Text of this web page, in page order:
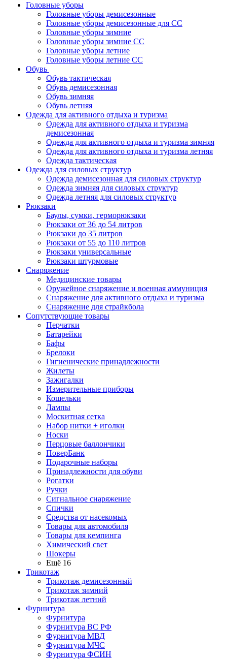
Головные уборы
Головные уборы демисезонные
Головные уборы демисезонные для СС
Головные уборы зимние
Головные уборы зимние СС
Головные уборы летние
Головные уборы летние СС
Обувь
Обувь тактическая
Обувь демисезонная
Обувь зимняя
Обувь летняя
Одежда для активного отдыха и туризма
Одежда для активного отдыха и туризма
демисезонная
Одежда для активного отдыха и туризма зимняя
Одежда для активного отдыха и туризма летняя
Одежда тактическая
Одежда для силовых структур
Одежда демисезонная для силовых структур
Одежда зимняя для силовых структур
Одежда летняя для силовых структур
Рюкзаки
Баулы, сумки, герморюкзаки
Рюкзаки от 36 до 54 литров
Рюкзаки до 35 литров
Рюкзаки от 55 до 110 литров
Рюкзаки универсальные
Рюкзаки штурмовые
Снаряжение
Медицинские товары
Оружейное снаряжение и военная аммуниция
Снаряжение для активного отдыха и туризма
Снаряжение для страйкбола
Сопутствующие товары
Перчатки
Батарейки
Бафы
Брелоки
Гигиенические принадлежности
Жилеты
Зажигалки
Измерительные приборы
Кошельки
Лампы
Москитная сетка
Набор нитки + иголки
Носки
Перцовые баллончики
ПоверБанк
Подарочные наборы
Принадлежности для обуви
Рогатки
Ручки
Сигнальное снаряжение
Спички
Средства от насекомых
Товары для автомобиля
Товары для кемпинга
Химический свет
Шокеры
Ещё 16
Трикотаж
Трикотаж демисезонный
Трикотаж зимний
Трикотаж летний
Фурнитура
Фурнитура
Фурнитура ВС РФ
Фурнитура МВД
Фурнитура МЧС
Фурнитура ФСИН